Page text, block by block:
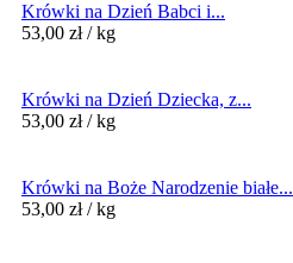
Krówki na Dzień Babci i...
53,00 zł / kg
Krówki na Dzień Dziecka, z...
53,00 zł / kg
Krówki na Boże Narodzenie białe...
53,00 zł / kg